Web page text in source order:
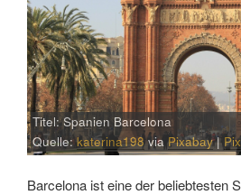
Titel: Spanien Barcelona
Quelle:katerina198viaPixabay|
Barcelona ist eine der beliebtesten